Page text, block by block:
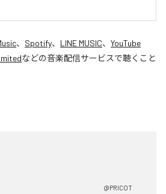
、 Spotify、 LINE MUSIC、 YouTube
などの音楽配信サービスで聴くこと
@PRICOT